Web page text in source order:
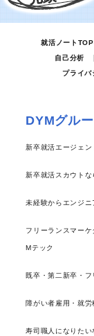
就活ノート
自己分析
プライバ
DYMグル
新卒就活エージェ
新卒就活スカウトな
未経験からエンジ
フリーランスマー
Mテック
既卒・第二新卒・
障がい者雇用・就
寿司職人になりたい